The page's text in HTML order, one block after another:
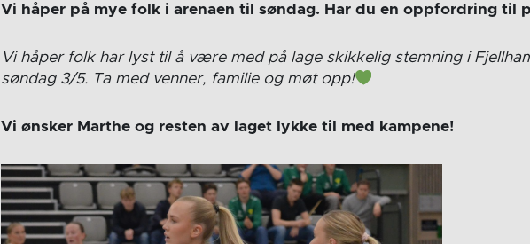
Vi håper på mye folk i arenaen til søndag. Har du en oppfordring til
Vi håper folk har lyst til å være med på lage skikkelig stemning i
søndag 3/5. Ta med venner, familie og møt opp!
Vi ønsker Marthe og resten av laget lykke til med kampene!